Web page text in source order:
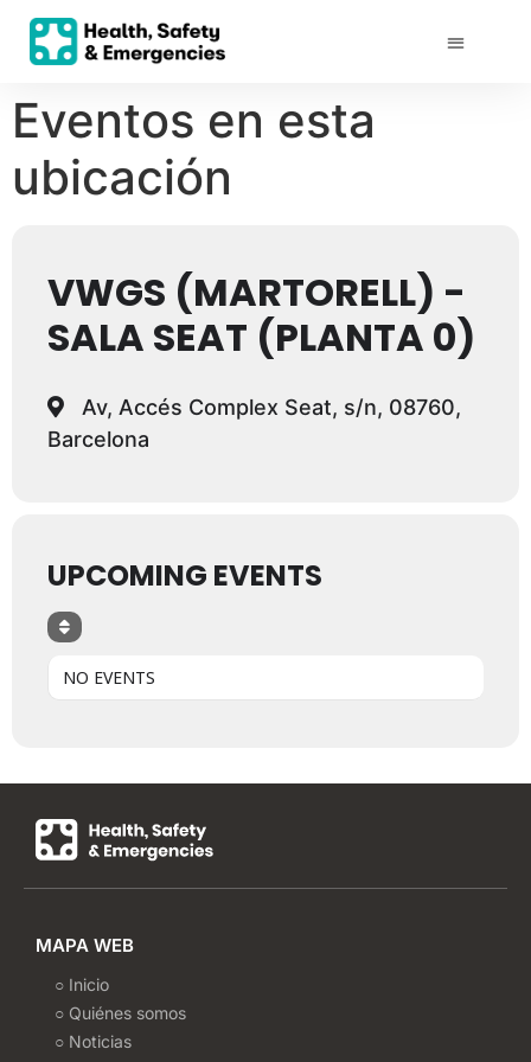
Eventos en esta
ubicación
VWGS (MARTORELL) -
SALA SEAT (PLANTA 0)
Av, Accés Complex Seat, s/n, 08760,
Barcelona
UPCOMING EVENTS
NO EVENTS
MAPA WEB
○ Inicio
○ Quiénes somos
○ Noticias